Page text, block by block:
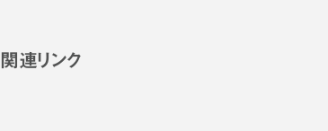
関連リンク